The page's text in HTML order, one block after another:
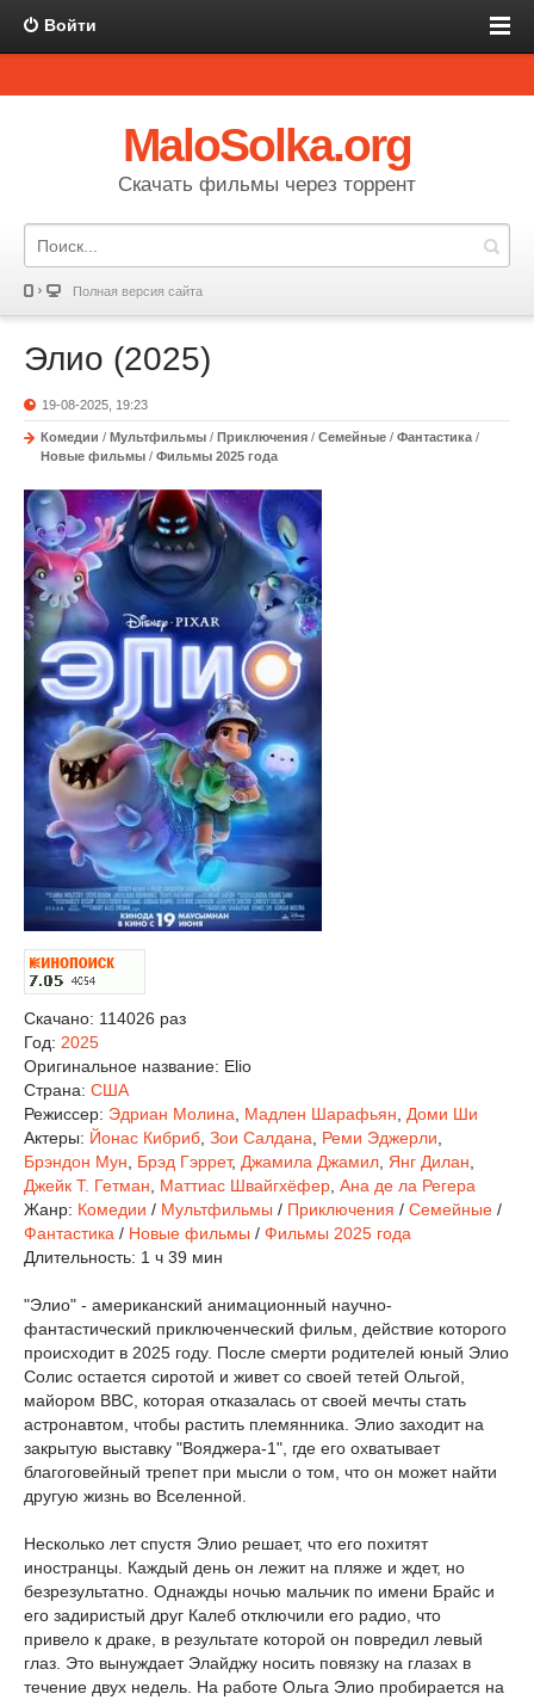
Войти
MaloSolka.org
Скачать фильмы через торрент
Полная версия сайта
Элио (2025)
19-08-2025, 19:23
Комедии / Мультфильмы / Приключения / Семейные / Фантастика /
Новые фильмы / Фильмы 2025 года
Скачано: 114026 раз
Год: 2025
Оригинальное название: Elio
Страна: США
Режиссер: Эдриан Молина Мадлен Шарафьян
Доми Ши
Актеры: Йонас Кибриб Зои Салдана Реми Эджерли
Брэндон Мун
Брэд Гэррет, Джамила Джамил Янг Дилан
Джейк Т. Гетман
Маттиас Швайгхёфер Ана де ла Регера
Жанр: Комедии / Мультфильмы / Приключения / Семейные /
Фантастика / Новые фильмы / Фильмы 2025 года
Длительность: 1 ч 39 мин
"Элио" - американский анимационный научно-
фантастический приключенческий фильм, действие которого
происходит в 2025 году. После смерти родителей юный Элио
Солис остается сиротой и живет со своей тетей Ольгой,
майором ВВС, которая отказалась от своей мечты стать
астронавтом, чтобы растить племянника. Элио заходит на
закрытую выставку "Вояджера-1", где его охватывает
благоговейный трепет при мысли о том, что он может найти
другую жизнь во Вселенной.
Несколько лет спустя Элио решает, что его похитят
иностранцы. Каждый день он лежит на пляже и ждет, но
безрезультатно. Однажды ночью мальчик по имени Брайс и
его задиристый друг Калеб отключили его радио, что
привело к драке, в результате которой он повредил левый
глаз. Это вынуждает Элайджу носить повязку на глазах в
течение двух недель. На работе Ольга Элио пробирается на